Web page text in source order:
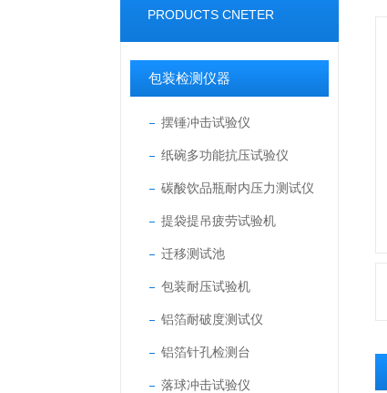
PRODUCTS CNETER
包装检测仪器
摆锤冲击试验仪
纸碗多功能抗压试验仪
碳酸饮品瓶耐内压力测试仪
提袋提吊疲劳试验机
迁移测试池
包装耐压试验机
铝箔耐破度测试仪
铝箔针孔检测台
落球冲击试验仪